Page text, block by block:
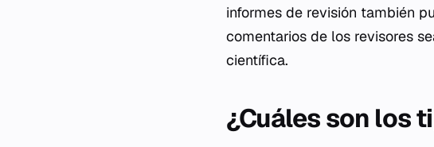
informes de revisión también
comentarios de los revisores
científica.
¿Cuáles son los